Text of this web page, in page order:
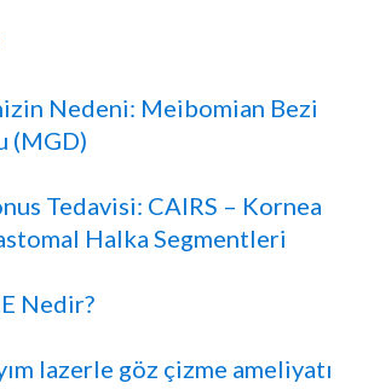
Nedeni: Meibomian Bezi
(MGD)
Tedavisi: CAIRS – Kornea
Halka Segmentleri
Nedir?
lazerle göz çizme ameliyatı